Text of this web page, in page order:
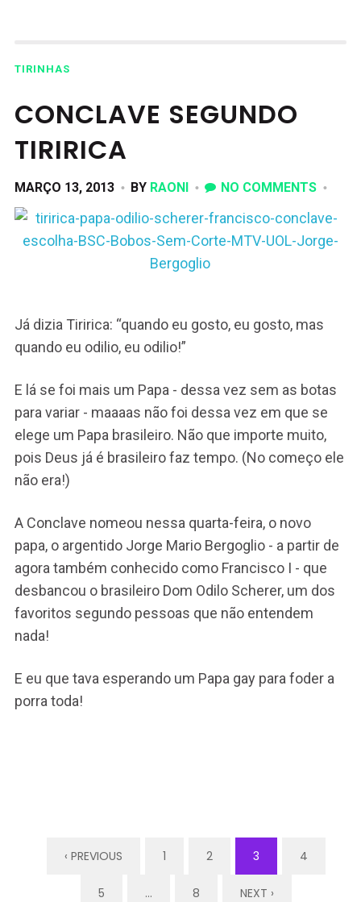
TIRINHAS
CONCLAVE SEGUNDO
TIRIRICA
MARÇO 13, 2013 BY RAONI NO COMMENTS
Já dizia Tiririca: “quando eu gosto, eu gosto, mas
quando eu odilio, eu odilio!”
E lá se foi mais um Papa - dessa vez sem as botas
para variar - maaaas não foi dessa vez em que se
elege um Papa brasileiro. Não que importe muito,
pois Deus já é brasileiro faz tempo. (No começo ele
não era!)
A Conclave nomeou nessa quarta-feira, o novo
papa, o argentido Jorge Mario Bergoglio - a partir de
agora também conhecido como Francisco I - que
desbancou o brasileiro Dom Odilo Scherer, um dos
favoritos segundo pessoas que não entendem
nada!
E eu que tava esperando um Papa gay para foder a
porra toda!
‹ PREVIOUS 1 2 3 4
5 … 8 NEXT ›